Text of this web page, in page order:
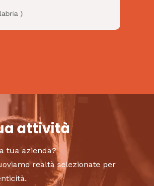
)
attività
tua azienda?
realtà selezionate per